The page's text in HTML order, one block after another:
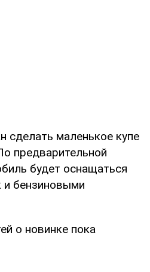
сделать маленькое купе
предварительной
будет оснащаться
и бензиновыми
о новинке пока